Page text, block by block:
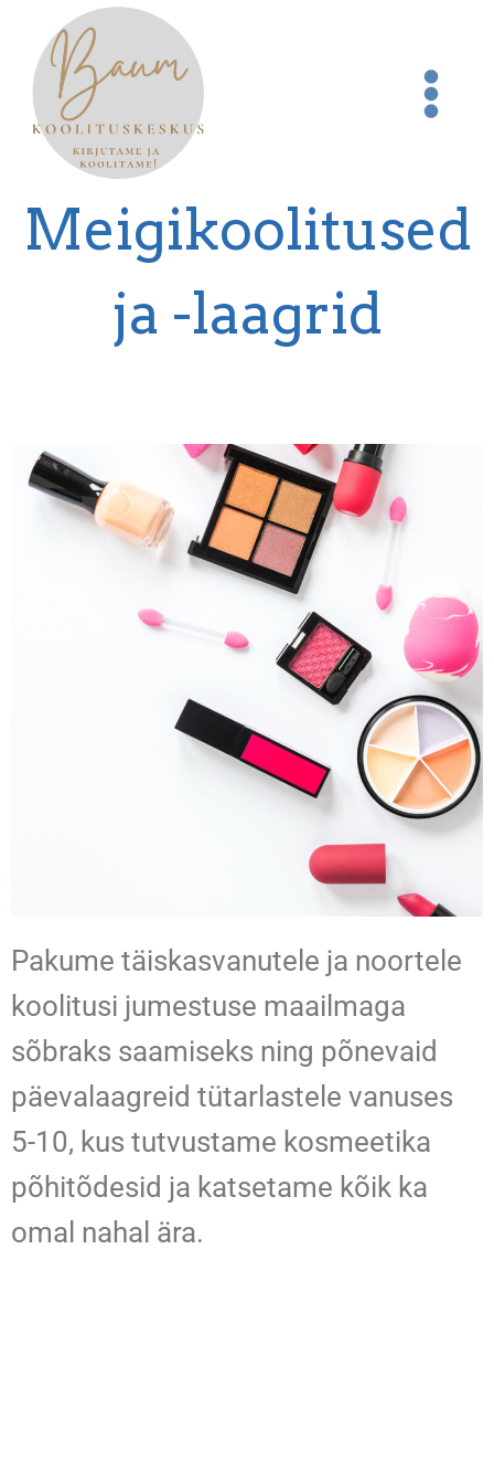
Meigikoolitused
ja -laagrid
Pakume täiskasvanutele ja noortele
koolitusi jumestuse maailmaga
sõbraks saamiseks ning põnevaid
päevalaagreid tütarlastele vanuses
5-10, kus tutvustame kosmeetika
põhitõdesid ja katsetame kõik ka
omal nahal ära.